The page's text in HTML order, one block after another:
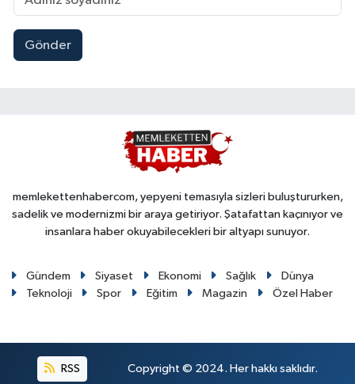
Gönder
memlekettenhabercom, yepyeni temasıyla sizleri buluştururken,
sadelik ve modernizmi bir araya getiriyor. Şatafattan kaçınıyor ve
insanlara haber okuyabilecekleri bir altyapı sunuyor.
Gündem Siyaset Ekonomi Sağlık
Dünya
Teknoloji
Spor Eğitim Magazin Özel Haber
RSS Copyright © 2024. Her hakkı saklıdır.